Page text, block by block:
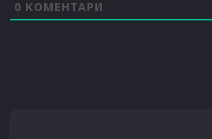
0 КОМЕНТАРИ